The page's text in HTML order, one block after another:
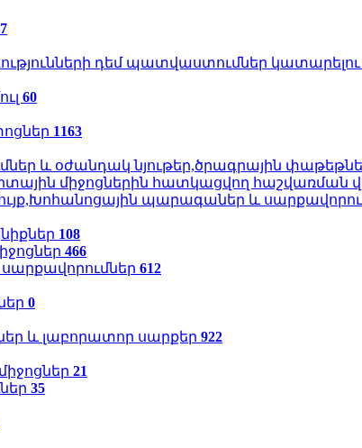
դեմ պատվաստումներ
60
1163
և օժանդակ նյութեր,ծրագրային
միջոցներին հատկացվող
պարագաներ և
108
466
612
0
և լաբորատոր սարքեր 922
21
35